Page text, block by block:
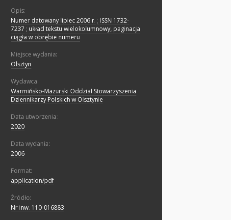
Opis:
Numer datowany lipiec 2006 r. ; ISSN 1732-
7237 ; układ tekstu wielokolumnowy, paginacja
ciągła w obrębie numeru
Miejsce wydania:
Olsztyn
Wydawca:
Warmińsko-Mazurski Oddział Stowarzyszenia
Dziennikarzy Polskich w Olsztynie
Data utworzenia:
2020
Data wydania:
2006
Format:
application/pdf
Źródło:
Nr inw. 110-016883